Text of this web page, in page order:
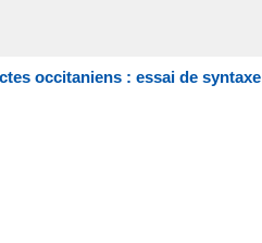
occitaniens : essai de syntaxe